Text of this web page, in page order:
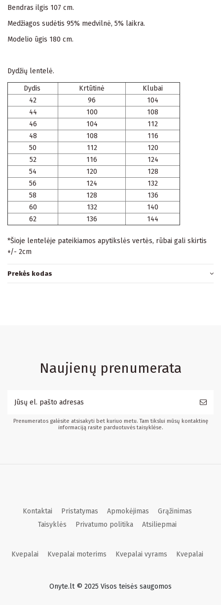
Bendras ilgis 107 cm.
Medžiagos sudėtis 95% medvilnė, 5% laikra.
Modelio ūgis 180 cm.
Dydžių lentelė.
Dydis Krtūtinė
Klubai
42
96
104
44
100
108
46
104
112
48
108
116
50
112
120
52
116
124
54
120
128
56
124
132
58
128
136
60
132
140
62
136 144
*Šioje lentelėje pateikiamos apytikslės vertės, rūbai gali skirtis
+/- 2cm
Prekės kodas
Naujienų prenumerata
Prenumeratos galėsite atsisakyti bet kuriuo metu. Tam tikslui mūsų kontaktinę
informaciją rasite parduotuvės taisyklėse.
Kontaktai Pristatymas Apmokėjimas
Grąžinimas
Taisyklės
Privatumo politika Atsiliepmai
Kvepalai Kvepalai moterims Kvepalai vyrams Kvepalai
Onyte.lt © 2025 Visos teisės saugomos